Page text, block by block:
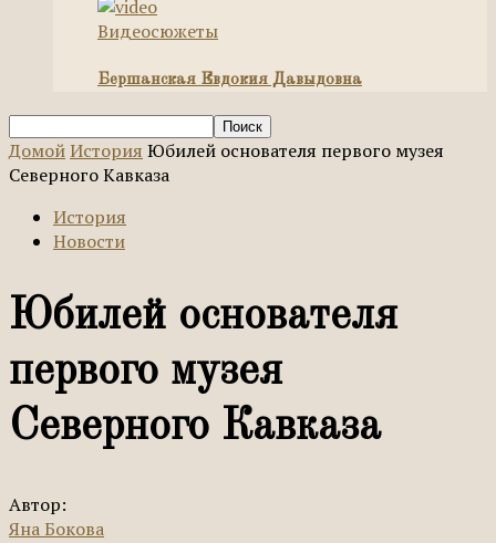
Видеосюжеты
Бершанская Евдокия Давыдовна
ДомойИстория Юбилей основателя первого музея
Северного Кавказа
История
Новости
Юбилей основателя
первого музея
Северного Кавказа
Автор:
Яна Бокова